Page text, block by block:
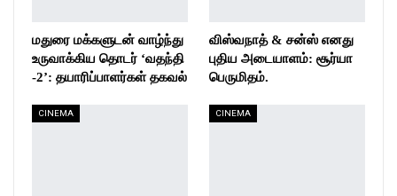
மதுரை மக்களுடன் வாழ்ந்து
உருவாக்கிய தொடர் ‘வதந்தி
-2’: தயாரிப்பாளர்கள் தகவல்
விஸ்வநாத் & சன்ஸ் எனது
புதிய அடையாளம்: சூர்யா
பெருமிதம்.
CINEMA CINEMA